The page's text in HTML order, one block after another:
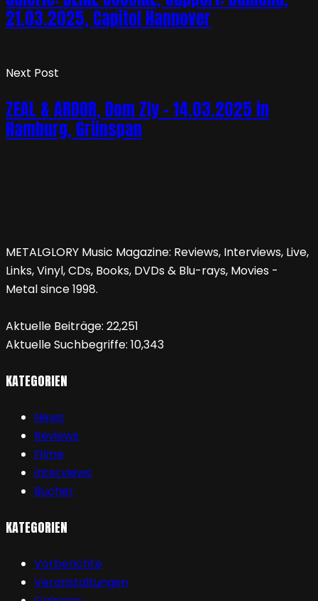
21.03.2025, Capitol Hannover
Next Post
ZEAL & ARDOR, Dom Zly – 14.03.2025 in
Hamburg, Grünspan
METALGLORY Music Magazine: Reviews, Interviews, Live,
Links, Vinyl, CDs, Books, DVDs & Blu-rays, Movies -
Metal since 1998.
Aktuelle Beiträge: 22,251
Aktuelle Suchbegriffe: 10,343
KATEGORIEN
News
Reviews
Filme
Interviews
Bücher
KATEGORIEN
Vorberichte
Veranstaltungen